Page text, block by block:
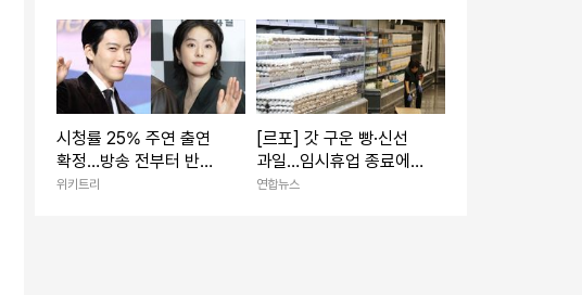
시청률 25% 주연 출연
확정…방송 전부터 반응
터진 '700만 뷰 웹툰' 원
위키트리
[르포] 갓 구운 빵·신선
과일…임시휴업 종료에
기대감 가득 홈플러스
연합뉴스